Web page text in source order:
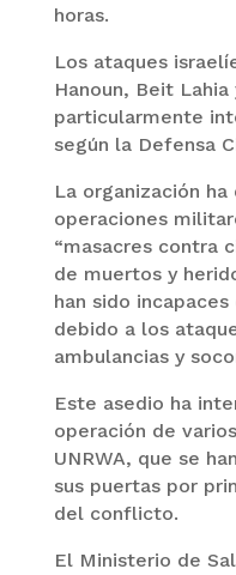
horas.
Los ataques
Hanoun, Beit
particularmente
según la Defensa
La organización
operaciones
“masacres contra
de muertos y
han sido
debido a los
ambulancias y
Este asedio ha
operación de
UNRWA, que se
sus puertas por
del conflicto.
El Ministerio de